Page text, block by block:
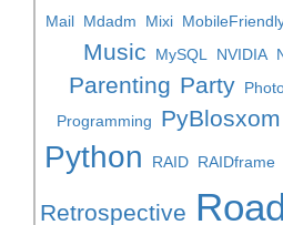
Mail Mdadm Mixi
Music
MySQL NVIDIA
Parenting Party
Programming PyBlosxom
Python RAID RAIDframe
Retrospective